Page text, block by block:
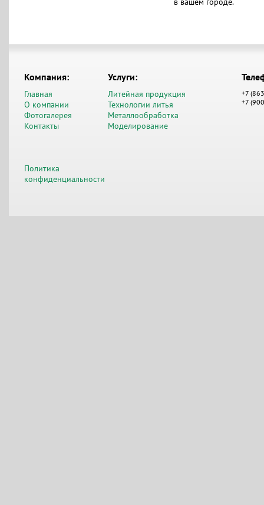
Компания:
Главная
О компании
Фотогалерея
Контакты
Политика
конфиденциальности
Услуги:
Литейная продукция
Технологии литья
Металлообработка
Моделирование
+7
+7